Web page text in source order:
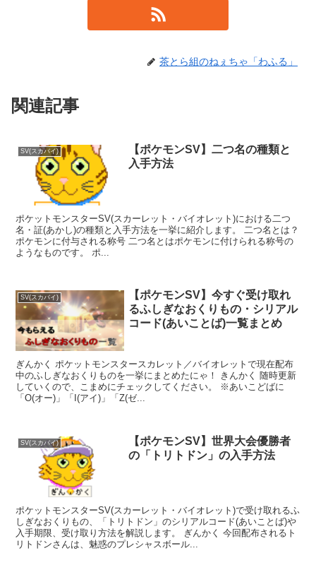
茶とら組のねぇちゃ「わふる」
関連記事
SV(スカバイ)
【ポケモンSV】二つ名の種類と
入手方法
ポケットモンスターSV(スカーレット・バイオレット)における二つ
名・証(あかし)の種類と入手方法を一挙に紹介します。 二つ名とは？
ポケモンに付与される称号 二つ名とはポケモンに付けられる称号の
ようなものです。 ポ...
SV(スカバイ)
【ポケモンSV】今すぐ受け取れ
るふしぎなおくりもの・シリアル
コード(あいことば)一覧まとめ
ぎんかく ポケットモンスタースカレット／バイオレットで現在配布
中のふしぎなおくりものを一挙にまとめたにゃ！ きんかく 随時更新
していくので、こまめにチェックしてください。 ※あいこどばに
「O(オー)」「I(アイ)」「Z(ゼ...
SV(スカバイ)
【ポケモンSV】世界大会優勝者
の「トリトドン」の入手方法
ポケットモンスターSV(スカーレット・バイオレット)で受け取れるふ
しぎなおくりもの、「トリトドン」のシリアルコード(あいことば)や
入手期限、受け取り方法を解説します。 ぎんかく 今回配布されるト
リトドンさんは、魅惑のプレシャスボール...